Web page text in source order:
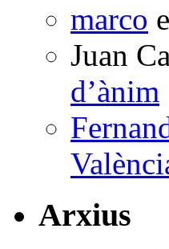
marco
Juan
d’ànim
Arxius